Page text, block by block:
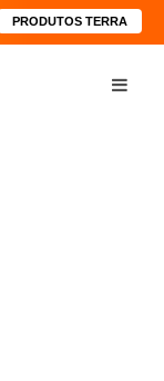
PRODUTOS TERRA